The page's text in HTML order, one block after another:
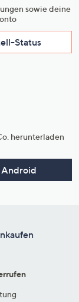
sowie deine
Status
herunterladen
Android